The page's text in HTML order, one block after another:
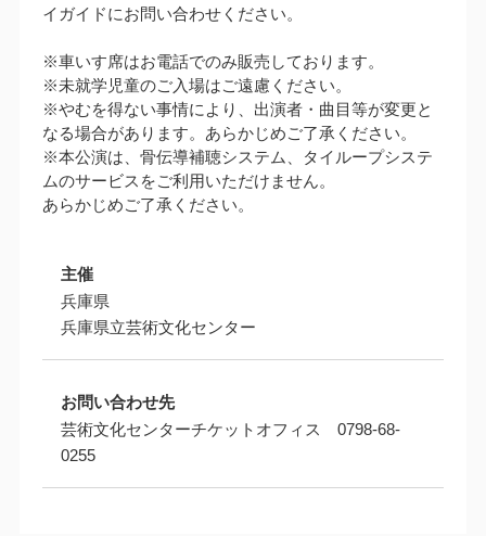
イガイドにお問い合わせください。
※車いす席はお電話でのみ販売しております。
※未就学児童のご入場はご遠慮ください。
※やむを得ない事情により、出演者・曲目等が変更と
なる場合があります。あらかじめご了承ください。
※本公演は、骨伝導補聴システム、タイループシステ
ムのサービスをご利用いただけません。
あらかじめご了承ください。
主催
兵庫県
兵庫県立芸術文化センター
お問い合わせ先
芸術文化センターチケットオフィス 0798-68-
0255